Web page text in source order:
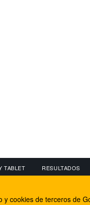
TABLET RESULTADOS
de FútbolBalear
cookies de terceros de